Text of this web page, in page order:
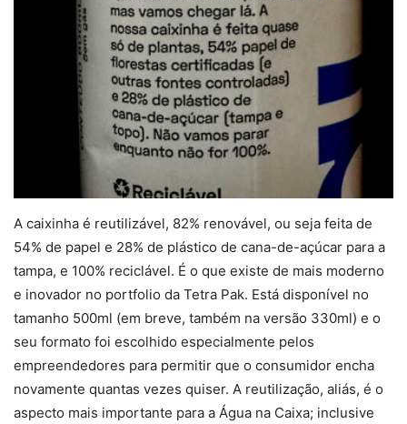
A caixinha é reutilizável, 82% renovável, ou seja feita de
54% de papel e 28% de plástico de cana-de-açúcar para a
tampa, e 100% reciclável. É o que existe de mais moderno
e inovador no portfolio da Tetra Pak. Está disponível no
tamanho 500ml (em breve, também na versão 330ml) e o
seu formato foi escolhido especialmente pelos
empreendedores para permitir que o consumidor encha
novamente quantas vezes quiser. A reutilização, aliás, é o
aspecto mais importante para a Água na Caixa; inclusive